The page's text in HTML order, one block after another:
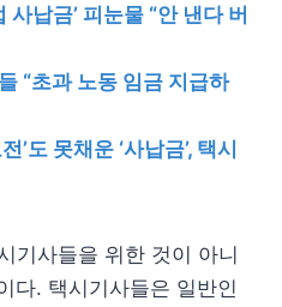
사납금’ 피눈물 “안 낸다 버
“초과 노동 임금 지급하
’도 못채운 ‘사납금’, 택시
기사들을 위한 것이 아니
다. 택시기사들은 일반인